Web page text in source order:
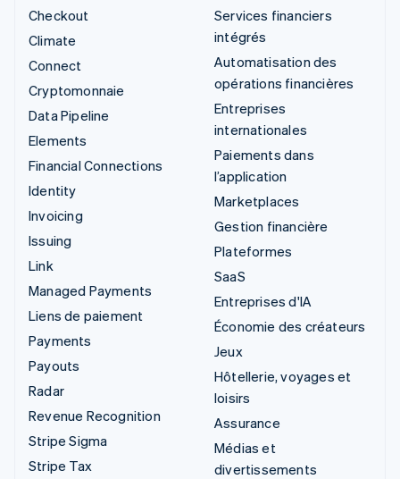
Checkout
Climate
Connect
Cryptomonnaie
Data Pipeline
Elements
Financial Connections
Identity
Invoicing
Issuing
Link
Managed Payments
Liens de paiement
Payments
Payouts
Radar
Revenue Recognition
Stripe Sigma
Stripe Tax
Services financiers
intégrés
Automatisation des
opérations financières
Entreprises
internationales
Paiements dans
l’application
Marketplaces
Gestion financière
Plateformes
SaaS
Entreprises d'IA
Économie des créateurs
Jeux
Hôtellerie, voyages et
loisirs
Assurance
Médias et
divertissements